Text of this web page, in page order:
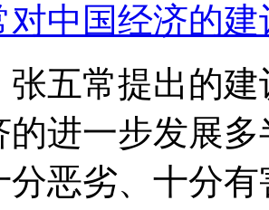
对中国经济的
张五常提出的
的进一步发展
分恶劣、十分